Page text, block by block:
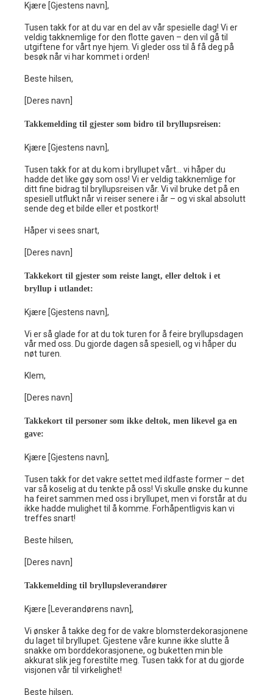
Kjære [Gjestens navn],
Tusen takk for at du var en del av vår spesielle dag! Vi er
veldig takknemlige for den flotte gaven – den vil gå til
utgiftene for vårt nye hjem. Vi gleder oss til å få deg på
besøk når vi har kommet i orden!
Beste hilsen,
[Deres navn]
Takkemelding til gjester som bidro til bryllupsreisen:
Kjære [Gjestens navn],
Tusen takk for at du kom i bryllupet vårt… vi håper du
hadde det like gøy som oss! Vi er veldig takknemlige for
ditt fine bidrag til bryllupsreisen vår. Vi vil bruke det på en
spesiell utflukt når vi reiser senere i år – og vi skal absolutt
sende deg et bilde eller et postkort!
Håper vi sees snart,
[Deres navn]
Takkekort til gjester som reiste langt, eller deltok i et
bryllup i utlandet:
Kjære [Gjestens navn],
Vi er så glade for at du tok turen for å feire bryllupsdagen
vår med oss. Du gjorde dagen så spesiell, og vi håper du
nøt turen.
Klem,
[Deres navn]
Takkekort til personer som ikke deltok, men likevel ga en
gave:
Kjære [Gjestens navn],
Tusen takk for det vakre settet med ildfaste former – det
var så koselig at du tenkte på oss! Vi skulle ønske du kunne
ha feiret sammen med oss i bryllupet, men vi forstår at du
ikke hadde mulighet til å komme. Forhåpentligvis kan vi
treffes snart!
Beste hilsen,
[Deres navn]
Takkemelding til bryllupsleverandører
Kjære [Leverandørens navn],
Vi ønsker å takke deg for de vakre blomsterdekorasjonene
du laget til bryllupet. Gjestene våre kunne ikke slutte å
snakke om borddekorasjonene, og buketten min ble
akkurat slik jeg forestilte meg. Tusen takk for at du gjorde
visjonen vår til virkelighet!
Beste hilsen,